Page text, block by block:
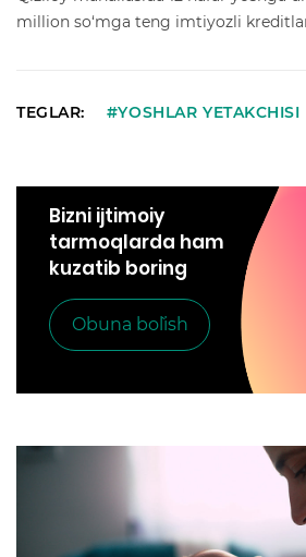
million so‘mga teng imtiyozli
TEGLAR: #YOSHLAR YETAKCHISI
Bizni ijtimoiy
tarmoqlarda ham
kuzatib boring
Obuna bo`lish